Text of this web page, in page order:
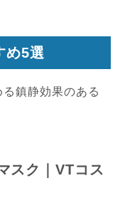
め5選
鎮静効果のある
スク｜VTコス